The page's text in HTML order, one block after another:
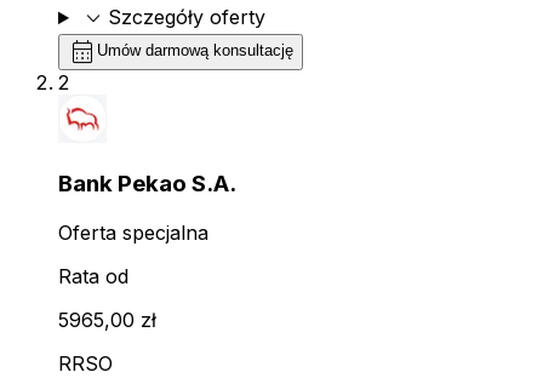
expand_more Szczegóły oferty
calendar_month Umów darmową konsultację
2
Bank Pekao S.A.
Oferta specjalna
Rata od
5965,00 zł
RRSO